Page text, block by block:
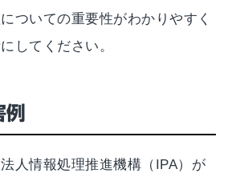
ついての重要性がわかりやすく
してください。
人情報処理推進機構（IPA）が